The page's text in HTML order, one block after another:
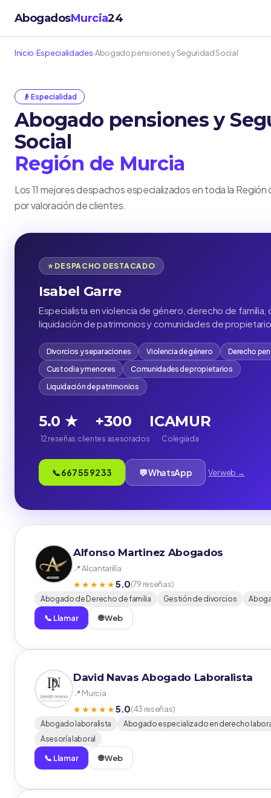
AbogadosMurcia24
Inicio›Especialidades›Abogado pensiones y Seguridad Social
👴 Especialidad
Abogado pensiones y
Social
Región de Murcia
Los 11 mejores despachos especializados en toda la
por valoración de clientes.
⭐ DESPACHO DESTACADO
Isabel Garre
Especialista en violencia de género, derecho de familia,
liquidación de patrimonios y comunidades de
Divorcios y separaciones Violencia de género
Derecho
Custodia y menores
Comunidades de propietarios
Liquidación de patrimonios
5.0 ★
12 reseñas
+300
clientes asesorados
ICAMUR
Colegiada
📞 667 55 92 33 💬 WhatsApp Ver web →
Alfonso Martinez Abogados
📍 Alcantarilla
★★★★★5.0(79 reseñas)
Abogado de Derecho de familia Gestión de divorcios
📞 Llamar 🌐 Web
David Navas Abogado Laboralista
📍 Murcia
★★★★★5.0(43 reseñas)
Abogado laboralista
Abogado especializado en derecho
Asesoría laboral
📞 Llamar 🌐 Web